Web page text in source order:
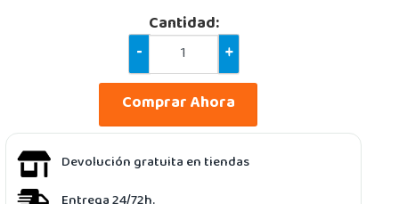
Cantidad:
-
+
Comprar Ahora
Devolución gratuita en tiendas